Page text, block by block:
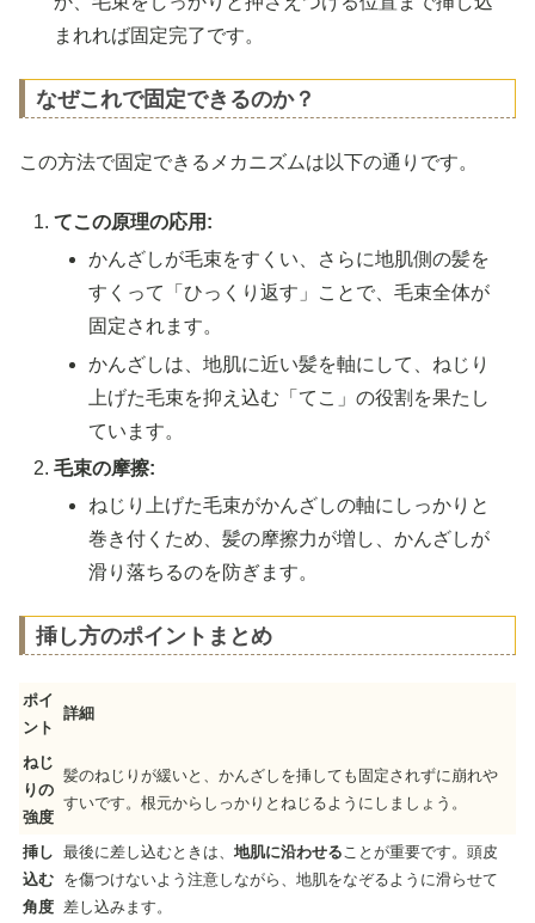
まれれば固定完了です。
なぜこれで固定できるのか？
この方法で固定できるメカニズムは以下の通りです。
てこの原理の応用:
かんざしが毛束をすくい、さらに地肌側の髪を
すくって「ひっくり返す」ことで、毛束全体が
固定されます。
かんざしは、地肌に近い髪を軸にして、ねじり
上げた毛束を抑え込む「てこ」の役割を果たし
ています。
毛束の摩擦:
ねじり上げた毛束がかんざしの軸にしっかりと
巻き付くため、髪の摩擦力が増し、かんざしが
滑り落ちるのを防ぎます。
挿し方のポイントまとめ
ポイ
ント
詳細
ねじ
りの
強度
髪のねじりが緩いと、かんざしを挿しても固定されずに崩れや
すいです。根元からしっかりとねじるようにしましょう。
挿し
込む
角度
最後に差し込むときは、 地肌に沿わせる ことが重要です。頭皮
を傷つけないよう注意しながら、地肌をなぞるように滑らせて
差し込みます。